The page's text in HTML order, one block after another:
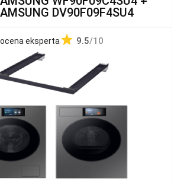
DV90F09F4SU4
ocena eksperta 9.5/10